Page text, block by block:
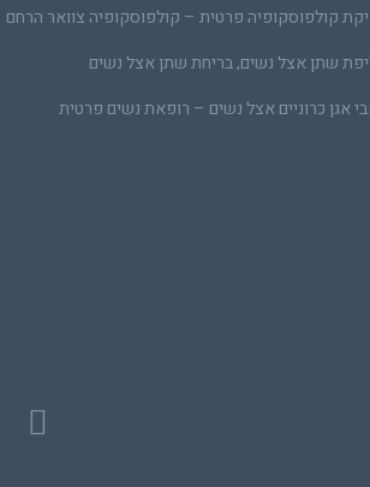
קולפוסקופיה פרטית – קולפוסקופיה צוואר הרחם
שתן אצל נשים, בריחת שתן אצל נשים
אגן כרוניים אצל נשים – רופאת נשים פרטית